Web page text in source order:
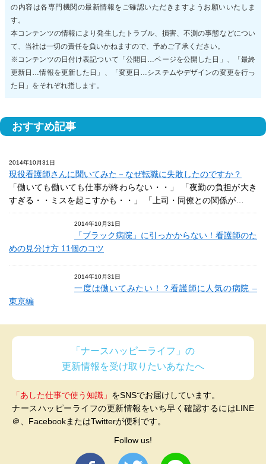
の内容は各専門機関の最新情報をご確認いただきますようお願いいたしま
す。
本コンテンツの情報により発生したトラブル、損害、不測の事態などについ
て、当社は一切の責任を負いかねますので、予めご了承ください。
※コンテンツの日付け表記ついて「公開日…ページを公開した日」、「最終
更新日…情報を更新した日」、「変更日…システムやデザインの変更を行っ
た日」をそれぞれ指します。
おすすめ記事
2014年10月31日
現役看護師さんに聞いてみた－なぜ転職に失敗したのですか？
「働いても働いても仕事が終わらない・・」 「夜勤の負担が大き
すぎる・・ミスを起こすかも・・」 「上司・同僚との関係が…
2014年10月31日
「ブラック病院」に引っかからない！看護師のた
めの見分け方 11個のコツ
2014年10月31日
一度は働いてみたい！？看護師に人気の病院 –
東京編
「ナースハッピーライフ」の
更新情報を受け取りたいあなたへ
「あした仕事で使う知識」 をSNSでお届けしています。
ナースハッピーライフの更新情報をいち早く確認するにはLINE
＠、FacebookまたはTwitterが便利です。
Follow us!